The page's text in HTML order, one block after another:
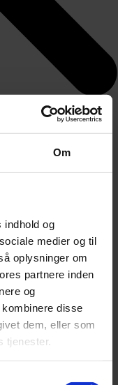
Om
indhold og
medier og til
oplysninger om
partnere inden
og
disse
dem, eller som
tjenester.